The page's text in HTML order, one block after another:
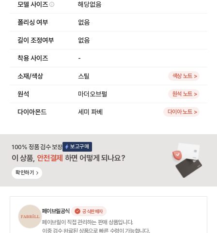
모델 사이즈 해당없음
폴리싱 여부 없음
길이 조정여부 없음
착용 사이즈 -
소재/색상 스틸 색상 노트 >
원석 마더오브펄 원석 노트 >
다이아몬드 세미 파베 다이아 노트 >
100% 정품 검수 보장 보고구매
이 상품, 안전결제 하면 어떻게 되나요?
확인하기
페이브릴공식 공식판매자
페이브릴이 직접 관리하는 판매 상품입니다.
이중 검수 완료된 상품으로 빠른 수령이 가능합니다.